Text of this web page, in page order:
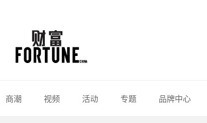
商潮 视频 活动 专题 品牌中心